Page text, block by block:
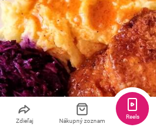
Zdieľaj Nákupný zoznam
Reels